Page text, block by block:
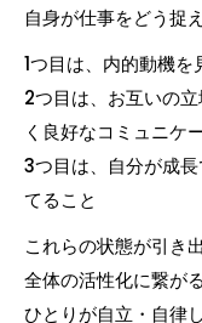
自身が仕事をどう捉
1つ目は、内的動機を
2つ目は、お互いの
く良好なコミュニケ
3つ目は、自分が成
てること
これらの状態が引き
全体の活性化に繋が
ひとりが自立・自律